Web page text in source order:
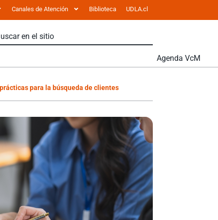
Canales de Atención Biblioteca UDLA.cl
Agenda VcM
para la búsqueda de clientes